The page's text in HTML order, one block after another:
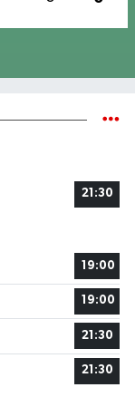
21:30
19:00
19:00
21:30
21:30